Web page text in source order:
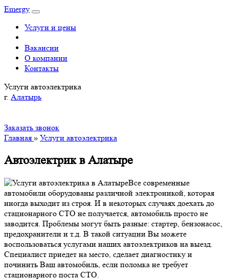
Emergy
Услуги и цены
Вакансии
О компании
Контакты
Услуги автоэлектрика
г. Алатырь
Заказать звонок
Главная » Услуги автоэлектрика
Автоэлектрик в Алатыре
Все современные
автомобили оборудованы различной электроникой, которая
иногда выходит из строя. И в некоторых случаях доехать до
стационарного СТО не получается, автомобиль просто не
заводится. Проблемы могут быть разные: стартер, бензонасос,
предохранители и т.д. В такой ситуации Вы можете
воспользоваться услугами наших автоэлектриков на выезд.
Специалист приедет на место, сделает диагностику и
починить Ваш автомобиль, если поломка не требует
стационарного поста СТО.